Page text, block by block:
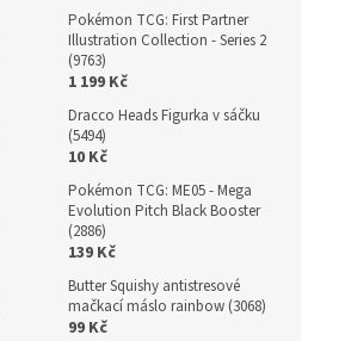
Pokémon TCG: First Partner
Illustration Collection - Series 2
(9763)
1 199 Kč
Dracco Heads Figurka v sáčku
(5494)
10 Kč
Pokémon TCG: ME05 - Mega
Evolution Pitch Black Booster
(2886)
139 Kč
Butter Squishy antistresové
mačkací máslo rainbow (3068)
99 Kč